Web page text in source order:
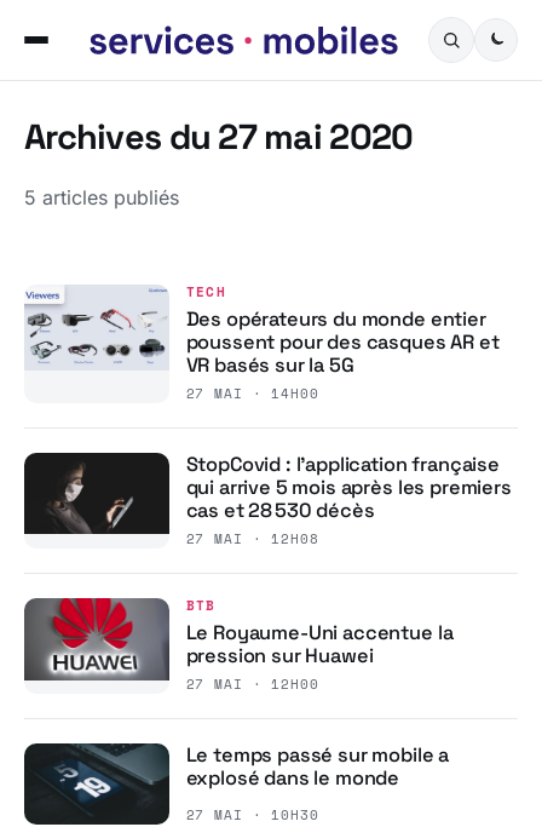
Archives du 27 mai 2020
5 articles publiés
TECH
Des opérateurs du monde entier
poussent pour des casques AR et
VR basés sur la 5G
27 MAI · 14H00
StopCovid : l’application française
qui arrive 5 mois après les premiers
cas et 28 530 décès
27 MAI · 12H08
BTB
Le Royaume-Uni accentue la
pression sur Huawei
27 MAI · 12H00
Le temps passé sur mobile a
explosé dans le monde
27 MAI · 10H30